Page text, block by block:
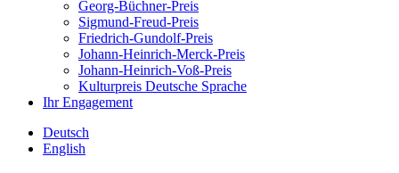
Georg-Büchner-Preis
Sigmund-Freud-Preis
Friedrich-Gundolf-Preis
Johann-Heinrich-Merck-Preis
Johann-Heinrich-Voß-Preis
Kulturpreis Deutsche Sprache
Ihr Engagement
Deutsch
English